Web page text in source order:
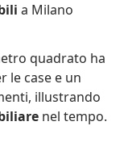
a Milano
quadrato ha
le case e un
, illustrando
nel tempo.